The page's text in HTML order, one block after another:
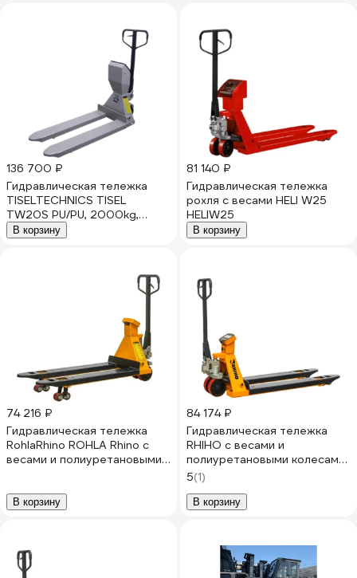
136 700 ₽
Гидравлическая тележка
TISELTECHNICS TISEL
TW20S PU/PU, 2000kg,
200mm, 1150x555 mm
НФ-00000867
В корзину
81 140 ₽
Гидравлическая тележка
рохля с весами HELI W25
HELIW25
В корзину
74 216 ₽
Гидравлическая тележка
RohlaRhino ROHLA Rhino с
весами и полиуретановыми
В корзину
84 174 ₽
Гидравлическая тележка
RHIHO с весами и
полиуретановыми колесами
2.5SE
5(1)
В корзину